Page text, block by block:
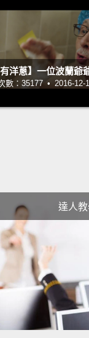
This is your
it's in Puppy
best part
to check in on you
wait for me.
but that's just
片，以免妳覺得寂
小狗狗天地裡就
分...狗狗攝影機
別擔心。乖乖等
為妳是小狗狗，小
。
you?
有洋蔥】一位波蘭爺
數：35177 • 2016-12-
達人